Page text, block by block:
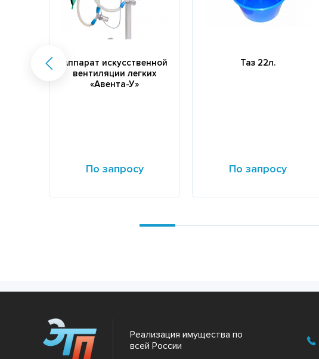
Аппарат искусственной
вентиляции легких
«Авента-У»
По запросу
Таз 22л.
По запросу
Реализация имущества по
всей России